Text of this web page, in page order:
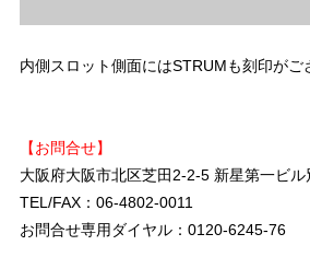
内側スロット側面にはSTRUMも刻印がご
【お問合せ】
大阪府大阪市北区芝田2-2-5 新星第一ビル
TEL/FAX：06-4802-0011
お問合せ専用ダイヤル：0120-6245-76